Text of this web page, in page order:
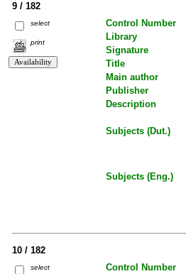
9 / 182
select
print
Control Number
Library
Signature
Title
Main author
Publisher
Description
Subjects (Dut.)
Subjects (Eng.)
10 / 182
select Control Number